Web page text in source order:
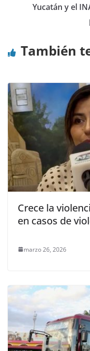
Yucatán y el
También
Crece la
en casos de
marzo 26, 2026